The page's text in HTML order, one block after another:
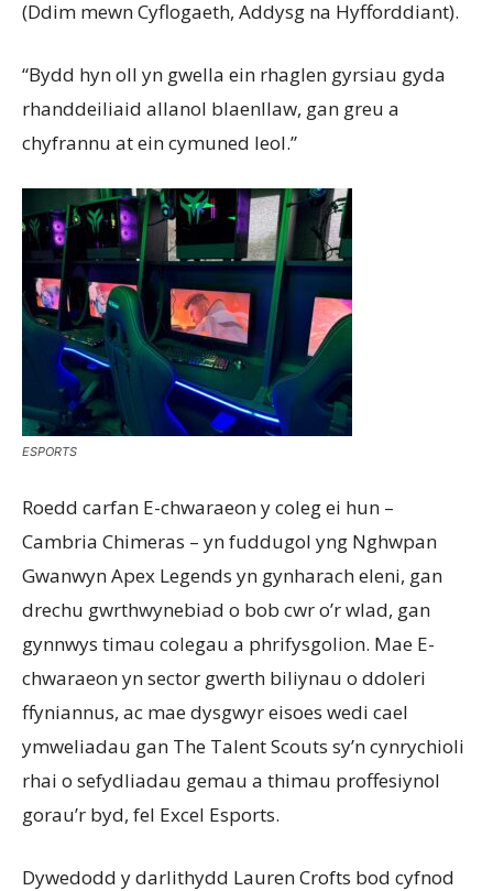
(Ddim mewn Cyflogaeth, Addysg na Hyfforddiant).
“Bydd hyn oll yn gwella ein rhaglen gyrsiau gyda
rhanddeiliaid allanol blaenllaw, gan greu a
chyfrannu at ein cymuned leol.”
ESPORTS
Roedd carfan E-chwaraeon y coleg ei hun –
Cambria Chimeras – yn fuddugol yng Nghwpan
Gwanwyn Apex Legends yn gynharach eleni, gan
drechu gwrthwynebiad o bob cwr o’r wlad, gan
gynnwys timau colegau a phrifysgolion. Mae E-
chwaraeon yn sector gwerth biliynau o ddoleri
ffyniannus, ac mae dysgwyr eisoes wedi cael
ymweliadau gan The Talent Scouts sy’n cynrychioli
rhai o sefydliadau gemau a thimau proffesiynol
gorau’r byd, fel Excel Esports.
Dywedodd y darlithydd Lauren Crofts bod cyfnod